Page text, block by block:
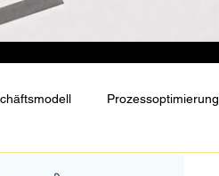
Prozessoptimierung